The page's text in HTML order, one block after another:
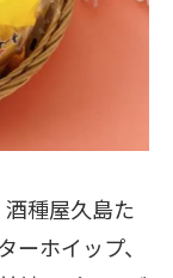
種屋久島た
ホイップ、